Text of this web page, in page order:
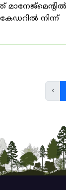
മാനേജ്‌മെന്റിൽ
നിന്ന്
‹